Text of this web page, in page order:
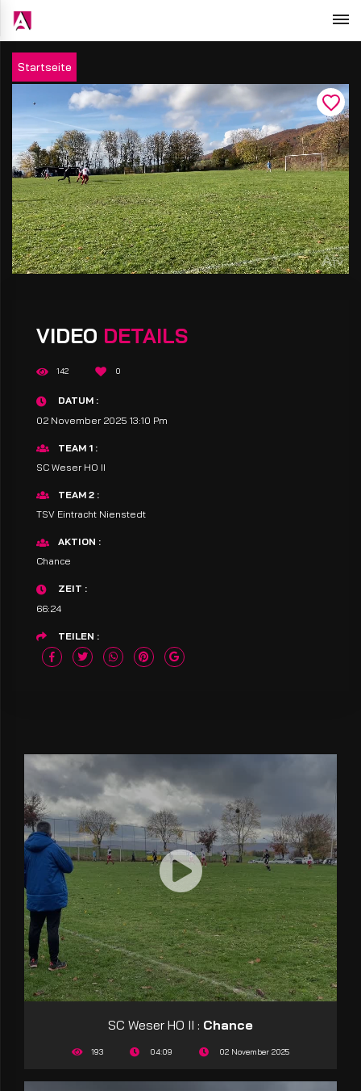
Startseite
VIDEO DETAILS
142 0
DATUM
02 November 2025 13:10 Pm
TEAM 1
SC Weser HO II
TEAM 2
TSV Eintracht Nienstedt
AKTION
Chance
ZEIT
66:24
TEILEN
SC Weser HO II : Chance
193 04:09 02 November 2025